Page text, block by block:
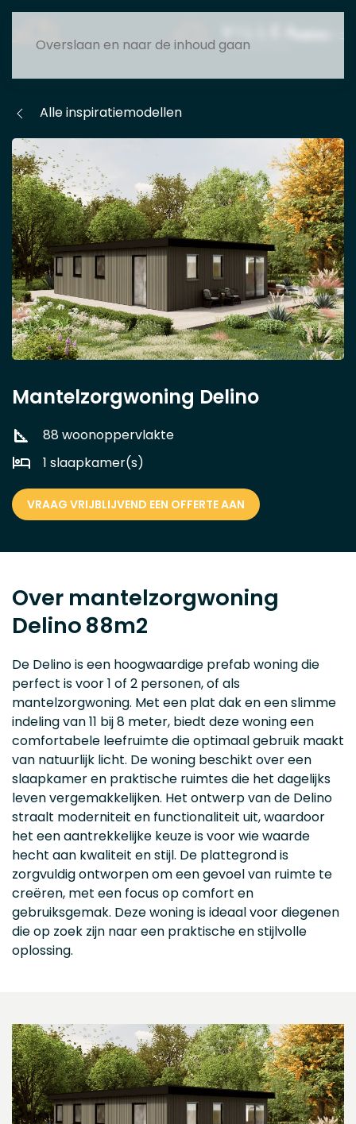
Overslaan en naar de inhoud gaan
Alle inspiratiemodellen
Mantelzorgwoning Delino
88 woonoppervlakte
1 slaapkamer(s)
VRAAG VRIJBLIJVEND EEN OFFERTE AAN
Over mantelzorgwoning
Delino88m2
De Delino is een hoogwaardige prefab woning die
perfect is voor 1 of 2 personen, of als
mantelzorgwoning. Met een plat dak en een slimme
indeling van 11 bij 8 meter, biedt deze woning een
comfortabele leefruimte die optimaal gebruik maakt
van natuurlijk licht. De woning beschikt over een
slaapkamer en praktische ruimtes die het dagelijks
leven vergemakkelijken. Het ontwerp van de Delino
straalt moderniteit en functionaliteit uit, waardoor
het een aantrekkelijke keuze is voor wie waarde
hecht aan kwaliteit en stijl. De plattegrond is
zorgvuldig ontworpen om een gevoel van ruimte te
creëren, met een focus op comfort en
gebruiksgemak. Deze woning is ideaal voor diegenen
die op zoek zijn naar een praktische en stijlvolle
oplossing.